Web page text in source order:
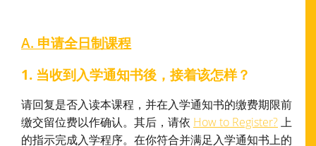
A. 申请全日制课程
1. 当收到入学通知书後，接着该怎样？
请回复是否入读本课程，并在入学通知书的缴费期限前
缴交留位费以作确认。其后，请依 How to Register? 上
的指示完成入学程序。在你符合并满足入学通知书上的